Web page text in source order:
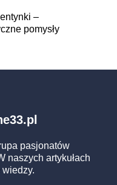
–
pomysły
pasjonatów
naszych artykułach